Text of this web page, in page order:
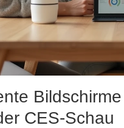
CES-Schau